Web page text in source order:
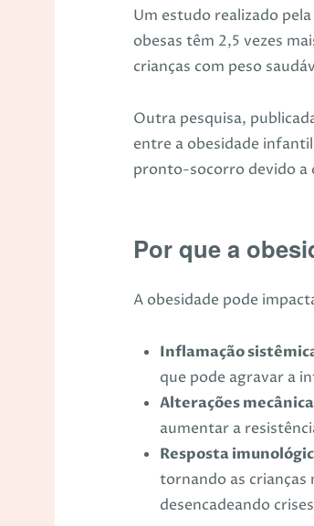
Um estudo realizado
obesas têm 2,5 vezes
crianças com peso
Outra pesquisa,
entre a obesidade
pronto-socorro devido a
Por que a
A obesidade pode
Inflamação
que pode agravar a
Alterações
aumentar a
Resposta
tornando as crianças
desencadeando